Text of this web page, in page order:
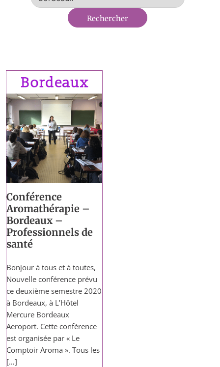
Conférence
Aromathérapie –
Bordeaux –
Professionnels de
santé
Bonjour à tous et à toutes,
Nouvelle conférence prévu
ce deuxième semestre 2020
à Bordeaux, à L’Hôtel
Mercure Bordeaux
Aeroport. Cette conférence
est organisée par « Le
Comptoir Aroma ». Tous les
[…]